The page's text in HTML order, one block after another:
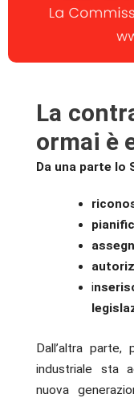
La
ormai è
Da una parte lo
i
Dall’altra
industriale sta
nuova